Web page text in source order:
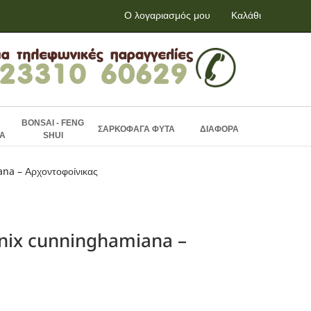
Ο λογαριασμός μου Καλάθι
BONSAI - FENG
SHUI
ΣΑΡΚΟΦΑΓΑ ΦΥΤΑ ΔΙΑΦΟΡΑ
– Αρχοντοφοίνικας
cunninghamiana –